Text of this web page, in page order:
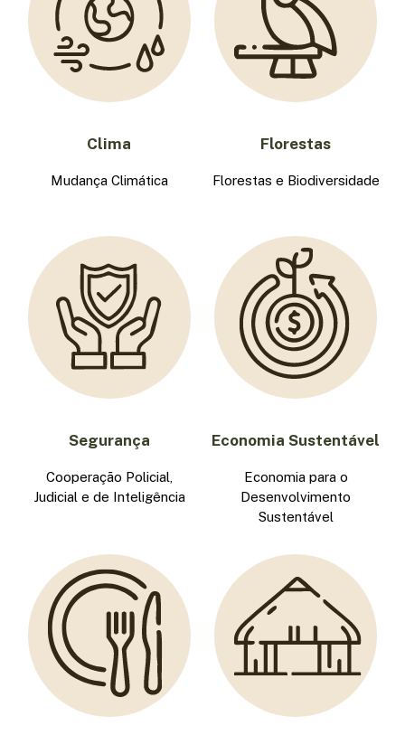
Clima
Mudança Climática
Florestas
Florestas e Biodiversidade
Segurança
Cooperação Policial,
Judicial e de Inteligência
Economia Sustentável
Economia para o
Desenvolvimento
Sustentável